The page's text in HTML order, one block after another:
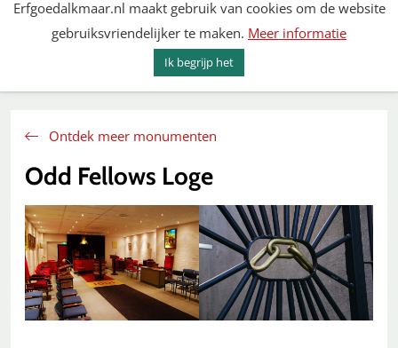
Spring
Erfgoedalkmaar.nl maakt gebruik van cookies om de website
gebruiksvriendelijker te maken. Meer informatie
Ik begrijp het
Ontdek meer monumenten
Odd Fellows Loge